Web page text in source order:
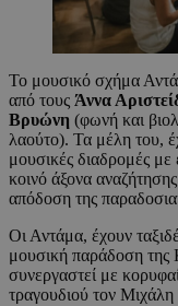
Το μουσικό σχήμα
από τους Άννα
Βρυώνη (φωνή και
λαούτο). Τα μέλη του,
μουσικές διαδρομές
κοινό άξονα
απόδοση της
Οι Αντάμα, έχουν
μουσική παράδοση της
συνεργαστεί με
τραγουδιού τον